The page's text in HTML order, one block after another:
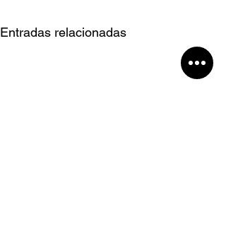
Entradas relacionadas